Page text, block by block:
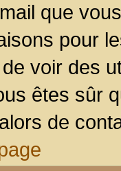
que
pour
voir des
êtes sûr
de